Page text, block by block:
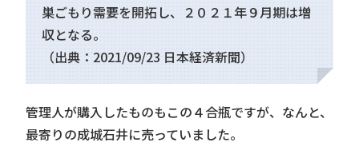
巣ごもり需要を開拓し、２０２１年９月期は増
収となる。
（出典：2021/09/23 日本経済新聞）
管理人が購入したものもこの４合瓶ですが、なんと、
最寄りの成城石井に売っていました。